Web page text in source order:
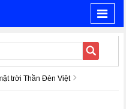
trời Thần Đèn Việt